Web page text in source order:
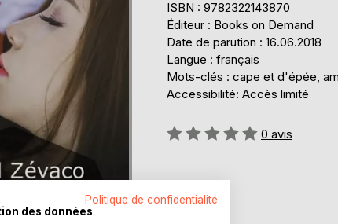
ISBN : 9782322143870
Éditeur : Books on Demand
Date de parution : 16.06.2018
Langue : français
Mots-clés : cape et d'épée,
Accessibilité: Accès limité
Évaluation:
0 avis
Politique de confidentialité
des données